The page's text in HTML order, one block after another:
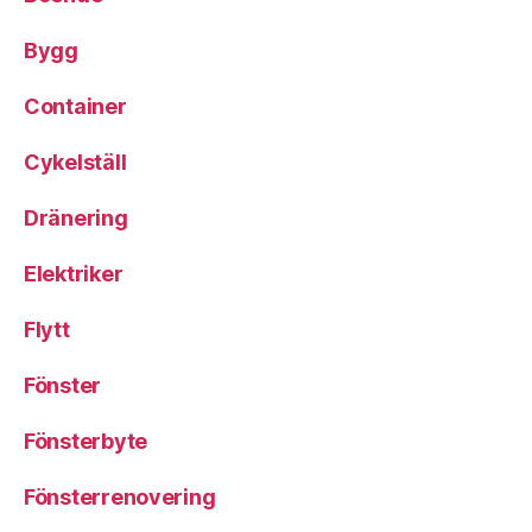
Bygg
Container
Cykelställ
Dränering
Elektriker
Flytt
Fönster
Fönsterbyte
Fönsterrenovering